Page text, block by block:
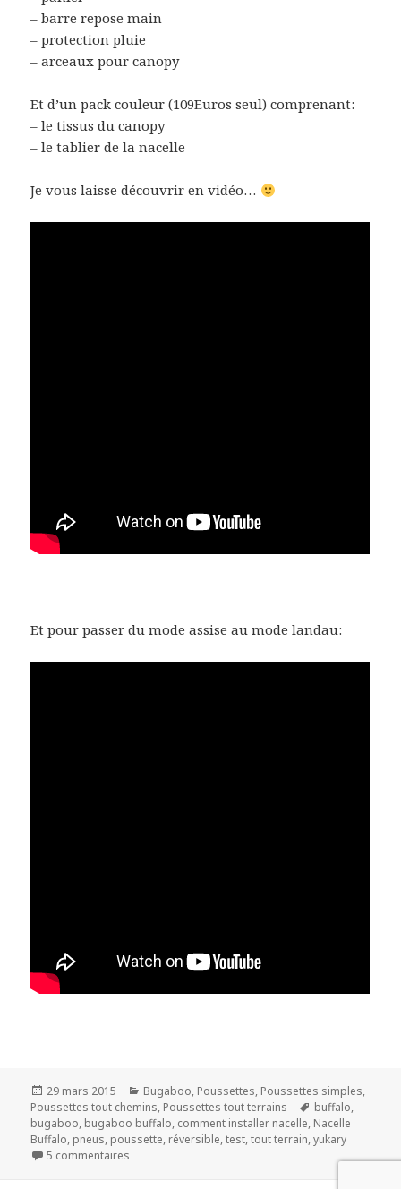
– barre repose main
– protection pluie
– arceaux pour canopy
Et d’un pack couleur (109Euros seul) comprenant:
– le tissus du canopy
– le tablier de la nacelle
Je vous laisse découvrir en vidéo…
Et pour passer du mode assise au mode landau:
Publié
le
29 mars 2015 Catégories
Bugaboo, Poussettes, Poussettes simples,
Poussettes tout chemins, Poussettes tout terrains
Mots-
clés
buffalo,
bugaboo, bugaboo buffalo, comment installer nacelle, Nacelle
Buffalo, pneus, poussette, réversible,test,tout terrain,yukary
5 commentaires